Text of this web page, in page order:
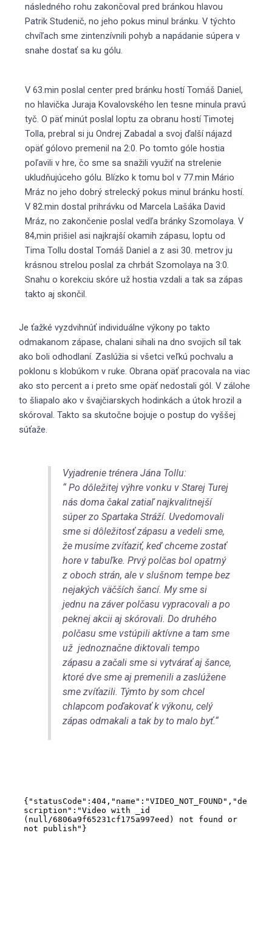
následného rohu zakončoval pred bránkou hlavou
Patrik Studenič, no jeho pokus minul bránku. V týchto
chvíľach sme zintenzívnili pohyb a napádanie súpera v
snahe dostať sa ku gólu.
V 63.min poslal center pred bránku hostí Tomáš Daniel,
no hlavička Juraja Kovalovského len tesne minula pravú
tyč. O päť minút poslal loptu za obranu hostí Timotej
Tolla, prebral si ju Ondrej Zabadal a svoj ďalší nájazd
opäť gólovo premenil na 2:0. Po tomto góle hostia
poľavili v hre, čo sme sa snažili využiť na strelenie
ukludňujúceho gólu. Blízko k tomu bol v 77.min Mário
Mráz no jeho dobrý strelecký pokus minul bránku hostí.
V 82.min dostal prihrávku od Marcela Lašáka David
Mráz, no zakončenie poslal vedľa bránky Szomolaya. V
84,min prišiel asi najkrajší okamih zápasu, loptu od
Tima Tollu dostal Tomáš Daniel a z asi 30. metrov ju
krásnou strelou poslal za chrbát Szomolaya na 3:0.
Snahu o korekciu skóre už hostia vzdali a tak sa zápas
takto aj skončil.
Je ťažké vyzdvihnúť individuálne výkony po takto
odmakanom zápase, chalani sihali na dno svojich síl tak
ako boli odhodlaní. Zaslúžia si všetci veľkú pochvalu a
poklonu s klobúkom v ruke. Obrana opäť pracovala na viac
ako sto percent a i preto sme opäť nedostali gól. V zálohe
to šliapalo ako v švajčiarskych hodinkách a útok hrozil a
skóroval. Takto sa skutočne bojuje o postup do vyššej
súťaže.
Vyjadrenie trénera Jána Tollu:
“ Po dôležitej výhre vonku v Starej Turej
nás doma čakal zatiaľ najkvalitnejší
súper zo Spartaka Stráží. Uvedomovali
sme si dôležitosť zápasu a vedeli sme,
že musíme zvíťaziť, keď chceme zostať
hore v tabuľke. Prvý polčas bol opatrný
z oboch strán, ale v slušnom tempe bez
nejakých väčších šancí. My sme si
jednu na záver polčasu vypracovali a po
peknej akcii aj skórovali. Do druhého
polčasu sme vstúpili aktívne a tam sme
už jednoznačne diktovali tempo
zápasu a začali sme si vytvárať aj šance,
ktoré dve sme aj premenili a zaslúžene
sme zvíťazili. Týmto by som chcel
chlapcom poďakovať k výkonu, celý
zápas odmakali a tak by to malo byť.“